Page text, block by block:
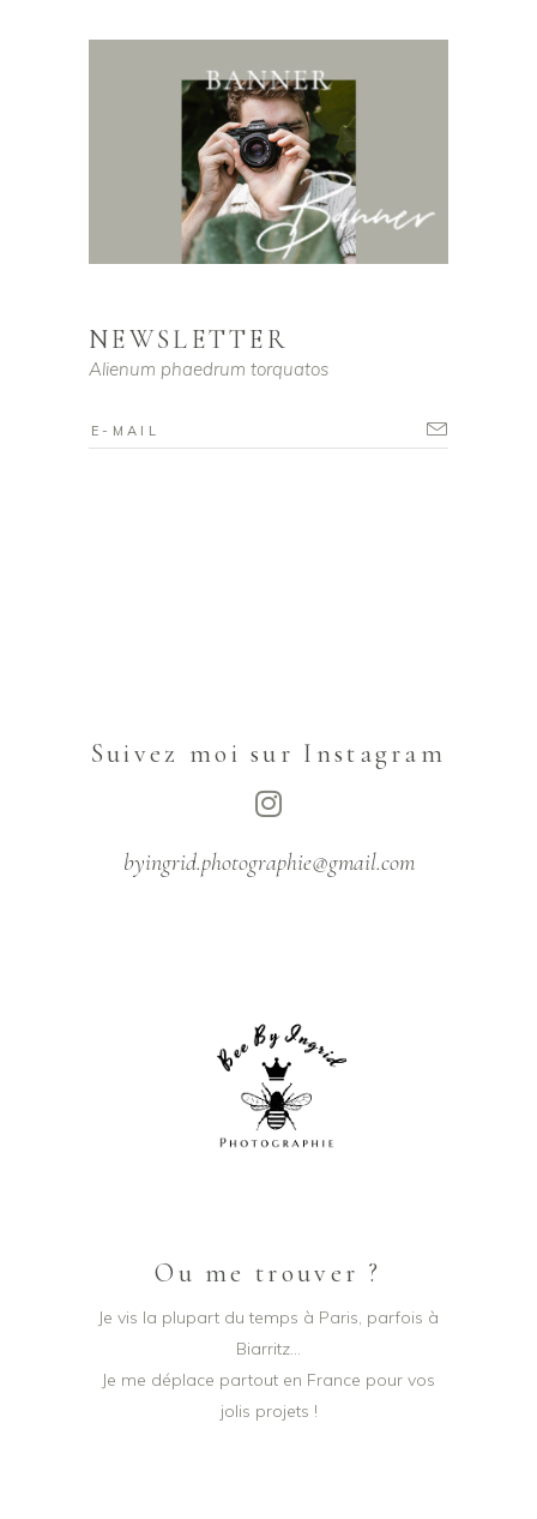
NEWSLETTER
Alienum phaedrum torquatos
Suivez moi sur Instagram
byingrid.photographie@gmail.com
Ou me trouver ?
Je vis la plupart du temps à Paris, parfois à
Biarritz…
Je me déplace partout en France pour vos
jolis projets !